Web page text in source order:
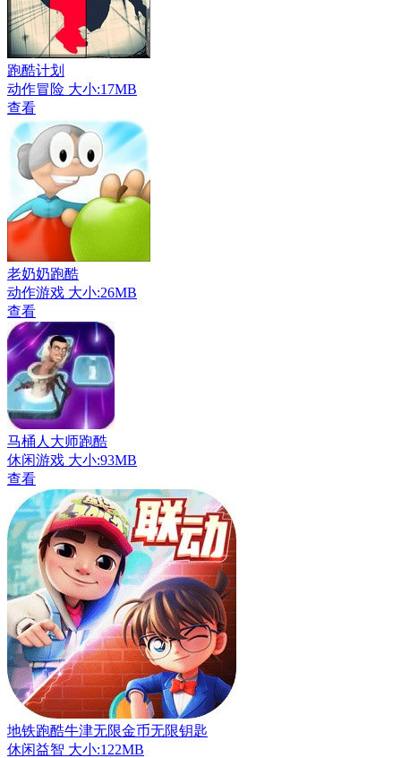
跑酷计划
动作冒险 大小:17MB
查看
老奶奶跑酷
动作游戏 大小:26MB
查看
马桶人大师跑酷
休闲游戏 大小:93MB
查看
地铁跑酷牛津无限金币无限钥匙
休闲益智 大小:122MB